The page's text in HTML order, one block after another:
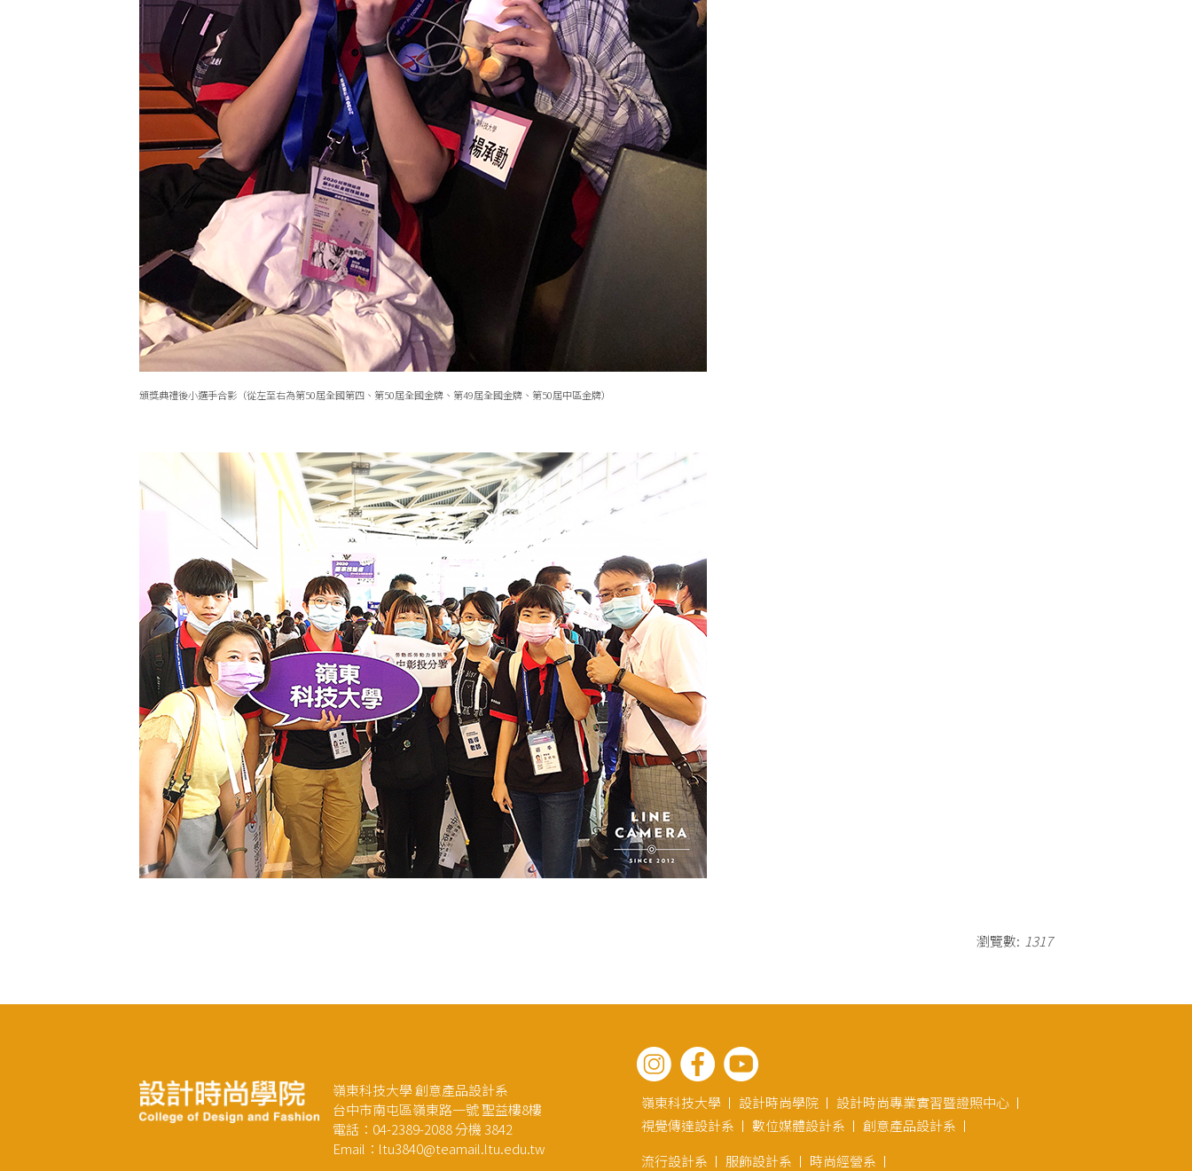
頒獎典禮後小選手合影（從左至右為第50屆全國第四、第50屆全國金牌、第49屆全國金牌、第50屆中區金牌）
瀏覽數: 1317
嶺東科技大學 創意產品設計系
台中市南屯區嶺東路一號 聖益樓8樓
電話：04-2389-2088 分機 3842
Email：ltu3840@teamail.ltu.edu.tw
嶺東科技大學 設計時尚學院
設計時尚專業實習暨證照中心
視覺傳達設計系
數位媒體設計系
創意產品設計系
流行設計系
服飾設計系 時尚經營系